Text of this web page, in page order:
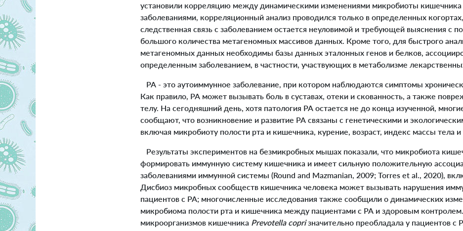
установили корреляцию между динамическими изменениями микробиоты кишечника
заболеваниями, корреляционный анализ проводился только в определенных
следственная связь с заболеванием остается неуловимой и требующей выяснения с
большого количества метагеномных массивов данных. Кроме того, для быстрого
метагеномных данных необходимы базы данных эталонных генов и белков,
определенным заболеванием, в частности, участвующих в метаболизме
РА - это аутоиммунное заболевание, при котором наблюдаются симптомы
Как правило, РА может вызывать боль в суставах, отеки и скованность, а также
телу. На сегодняшний день, хотя патология РА остается не до конца изученной,
сообщают, что возникновение и развитие РА связаны с генетическими и
включая микробиоту полости рта и кишечника, курение, возраст, индекс массы тела и
Результаты экспериментов на безмикробных мышах показали, что микробиота
формировать иммунную систему кишечника и имеет сильную положительную
заболеваниями иммунной системы (Round and Mazmanian, 2009; Torres et al., 2020),
Дисбиоз микробных сообществ кишечника человека может вызывать нарушения
пациентов с РА; многочисленные исследования также сообщили о динамических
микробиома полости рта и кишечника между пациентами с РА и здоровым
микроорганизмов кишечника Prevotella copriзначительно преобладала у пациентов с